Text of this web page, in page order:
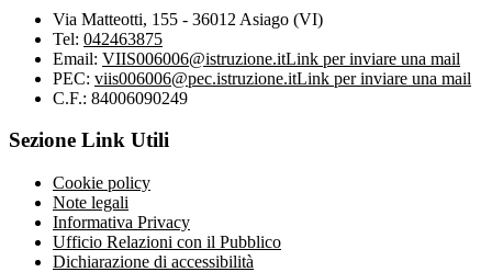
Via Matteotti, 155 - 36012 Asiago (VI)
Tel: 042463875
Email: VIIS006006@istruzione.itLink per inviare una mail
PEC: viis006006@pec.istruzione.itLink per inviare una mail
C.F.: 84006090249
Sezione Link Utili
Cookie policy
Note legali
Informativa Privacy
Ufficio Relazioni con il Pubblico
Dichiarazione di accessibilità